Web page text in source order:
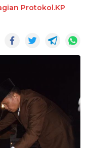
Protokol.KP